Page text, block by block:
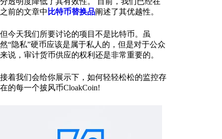
之前的文章中 比特币替换品阐述了其优越性。
但今天我们所要讨论的项目不是比特币。虽
然“隐私”硬币应该是属于私人的，但是对于公众
来说，审计货币供应的权利还是非常重要的。
接着我们会给你展示下，如何轻轻松松的监控存
在的每一个披风币CloakCoin!